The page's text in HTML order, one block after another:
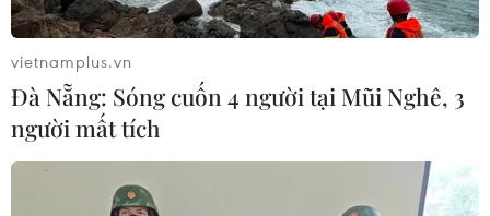
trang web cá cược trực tuyến
Indonesia nỗ lực khống chế cháy
rừng tại Vườn Quốc gia Núi Bromo
07/08/2026 10:56
vietnamplus.vn
Đà Nẵng: Sóng cuốn 4 người tại Mũi Nghê, 3
người mất tích